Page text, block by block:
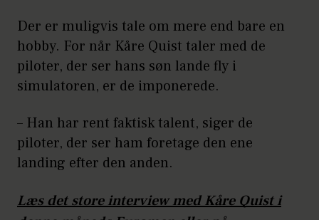
Der er muligvis tale om mere end bare en
hobby. For når Kåre Quist taler med de
piloter, der ser hans søn lande fly i
simulatoren, er de imponerede.
– Han har rent faktisk talent, siger de
piloter, der ser ham foretage den ene
landing efter den anden.
Læs det store interview med Kåre Quist i